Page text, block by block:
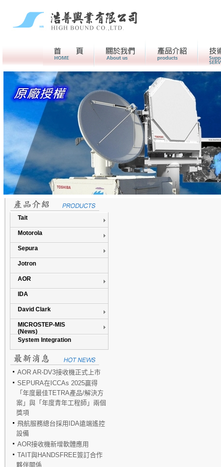
首頁 關於我們> 產品介紹
Tait
Motorola
Sepura
Jotron
AOR
IDA
David Clark
MICROSTEP-MIS
(News)
System Integration
AOR AR-DV3接收機正式上市
SEPURA在ICCAs 2025贏得
「年度最佳TETRA產品/解決方
案」與「年度青年工程師」兩個
獎項
飛航服務總台採用IDA遠端遙控
設備
AOR接收機新增軟體應用
TAIT與HANDSFREE簽訂合作
夥伴關係